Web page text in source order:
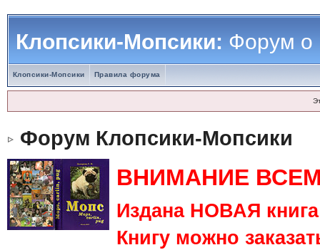
Клопсики-Мопсики:Форум о
Клопсики-Мопсики Правила форума
Форум Клопсики-Мопсики
ВНИМАНИЕ
Издана НОВАЯ
Книгу можно